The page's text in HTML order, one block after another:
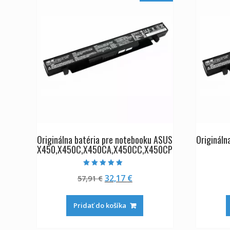
Originálna batéria pre notebooku ASUS
X450,X450C,X450CA,X450CC,X450CP
5.00
z 5
57,91€ Pôvodná
bola:
57,91 €.
32,17 €Aktuálna
je:
32,17 €.
Pridať do košíka